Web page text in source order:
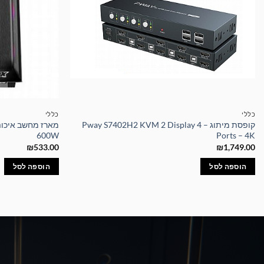
כללי
קופסת מיתוג – Pway S7402H2 KVM 2 Display 4
Ports – 4K
₪1,749.00
הוספה לסל
כללי
600W
₪533.00
הוספה לסל